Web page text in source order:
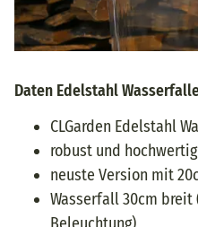
Daten Edelstahl
CLGarden Edelstahl
robust und
neuste Version mit
Wasserfall 30cm
Beleuchtung)